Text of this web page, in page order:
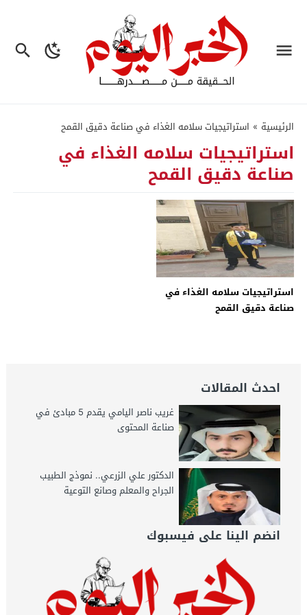
الرئيسية » استراتيجيات سلامه الغذاء في صناعة دقيق القمح
استراتيجيات سلامه الغذاء في
صناعة دقيق القمح
استراتيجيات سلامه الغذاء في
صناعة دقيق القمح
احدث المقالات
غريب ناصر اليامي يقدم 5 مبادئ في
صناعة المحتوى
الدكتور علي الزرعي.. نموذج الطبيب
الجراح والمعلم وصانع التوعية
انضم الينا على فيسبوك